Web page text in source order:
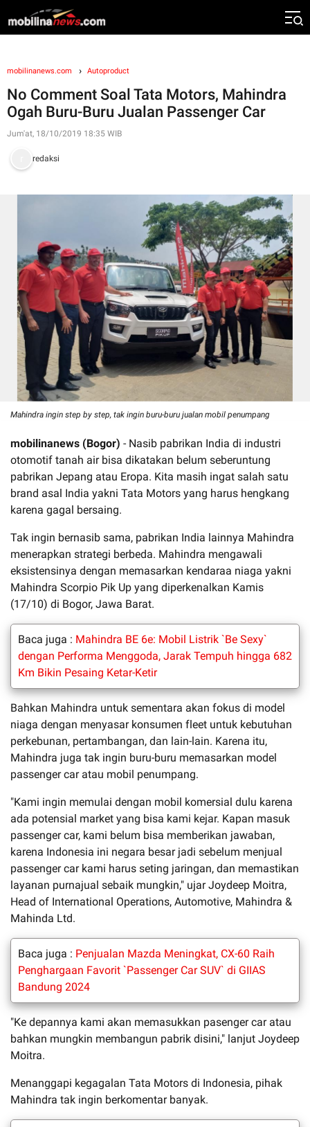
mobilinanews.com Autoproduct
No Comment Soal Tata Motors, Mahindra
Ogah Buru-Buru Jualan Passenger Car
Jum'at, 18/10/2019 18:35 WIB
redaksi
Mahindra ingin step by step, tak ingin buru-buru jualan mobil penumpang
mobilinanews (Bogor) - Nasib pabrikan India di industri
otomotif tanah air bisa dikatakan belum seberuntung
pabrikan Jepang atau Eropa. Kita masih ingat salah satu
brand asal India yakni Tata Motors yang harus hengkang
karena gagal bersaing.
Tak ingin bernasib sama, pabrikan India lainnya Mahindra
menerapkan strategi berbeda. Mahindra mengawali
eksistensinya dengan memasarkan kendaraa niaga yakni
Mahindra Scorpio Pik Up yang diperkenalkan Kamis
(17/10) di Bogor, Jawa Barat.
Baca juga : Mahindra BE 6e: Mobil Listrik `Be Sexy`
dengan Performa Menggoda, Jarak Tempuh hingga 682
Km Bikin Pesaing Ketar-Ketir
Bahkan Mahindra untuk sementara akan fokus di model
niaga dengan menyasar konsumen fleet untuk kebutuhan
perkebunan, pertambangan, dan lain-lain. Karena itu,
Mahindra juga tak ingin buru-buru memasarkan model
passenger car atau mobil penumpang.
"Kami ingin memulai dengan mobil komersial dulu karena
ada potensial market yang bisa kami kejar. Kapan masuk
passenger car, kami belum bisa memberikan jawaban,
karena Indonesia ini negara besar jadi sebelum menjual
passenger car kami harus seting jaringan, dan memastikan
layanan purnajual sebaik mungkin," ujar Joydeep Moitra,
Head of International Operations, Automotive, Mahindra &
Mahinda Ltd.
Baca juga : Penjualan Mazda Meningkat, CX-60 Raih
Penghargaan Favorit `Passenger Car SUV` di GIIAS
Bandung 2024
"Ke depannya kami akan memasukkan pasenger car atau
bahkan mungkin membangun pabrik disini," lanjut Joydeep
Moitra.
Menanggapi kegagalan Tata Motors di Indonesia, pihak
Mahindra tak ingin berkomentar banyak.